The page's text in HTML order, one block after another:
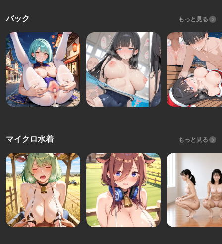
バック もっと見る
マイクロ水着 もっと見る